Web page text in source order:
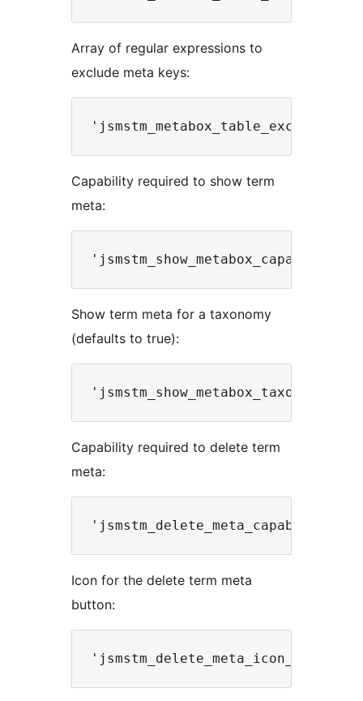
Array of regular expressions to
exclude meta keys:
Capability required to show term
meta:
Show term meta for a taxonomy
(defaults to true):
Capability required to delete term
meta:
Icon for the delete term meta
button: